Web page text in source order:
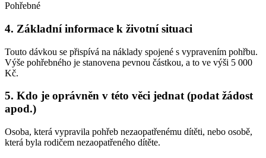
Pohřebné
4. Základní informace k životní situaci
Touto dávkou se přispívá na náklady spojené s vypravením pohřbu.
Výše pohřebného je stanovena pevnou částkou, a to ve výši 5 000
Kč.
5. Kdo je oprávněn v této věci jednat (podat žádost
apod.)
Osoba, která vypravila pohřeb nezaopatřenému dítěti, nebo osobě,
která byla rodičem nezaopatřeného dítěte.